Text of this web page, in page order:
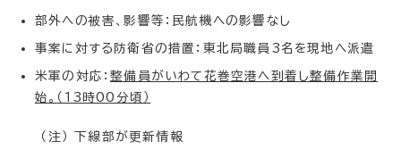
部外への被害、影響等：民航機への影響なし
事案に対する防衛省の措置：東北局職員3名を現地へ派遣
米軍の対応：整備員がいわて花巻空港へ到着し整備作業開
始。（13時00分頃）
（注） 下線部が更新情報